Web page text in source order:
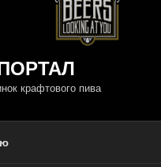
крафтового пива